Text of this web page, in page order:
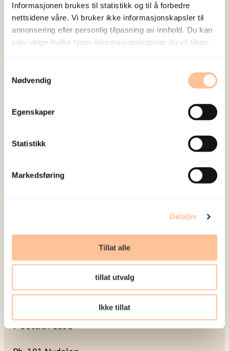
Informasjonen brukes til statistikk og til å forbedre
nettsidene våre. Vi bruker ikke informasjonskapsler til
annonsering eller personlig tilpasning av innhold. Du kan
selv velge hvilke typer informasjonskapsler du vil tillate.
Nødvendig
Egenskaper
Statistikk
Markedsføring
Detaljer
Tillat alle
tillat utvalg
Ikke tillat
Publisert:19. mars 2026
Sist redigert:9. august 2026
NKVTS utvikler og sprer kunnskap og kompetanse
om vold og traumatisk stress. Formålet er å bidra
til å forebygge og redusere de helsemessige og
sosiale konsekvensene som vold og traumatisk
Prosjekter
Seminarer og arrangementer
Meld deg på vårt nyhetsbrev
Postadresse